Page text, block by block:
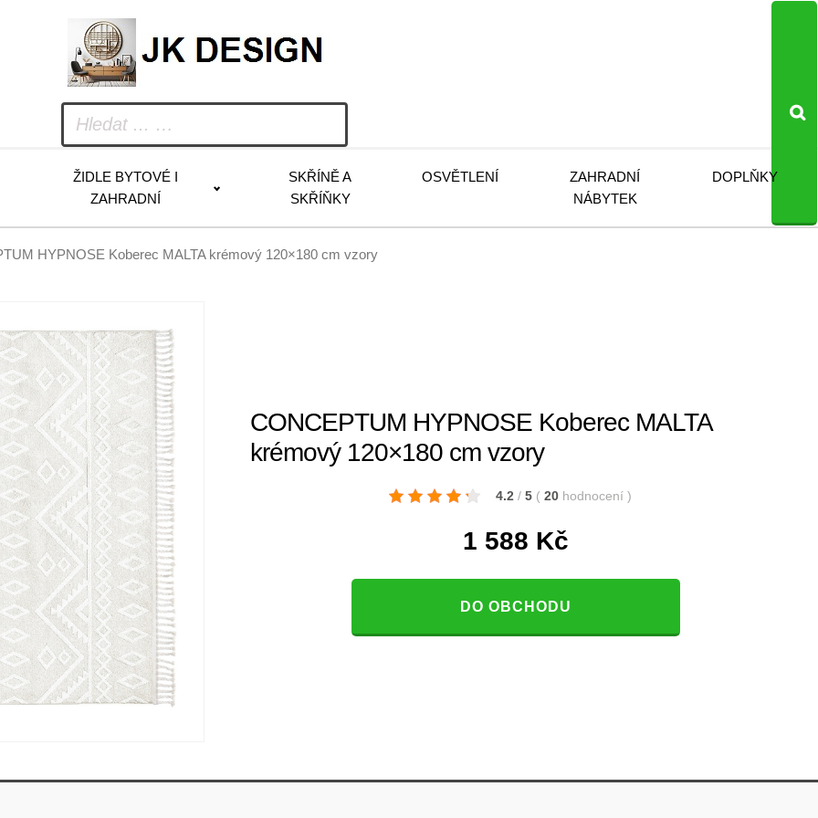
ŽIDLE BYTOVÉ I
ZAHRADNÍ
SKŘÍNĚ A
SKŘÍŇKY
OSVĚTLENÍ
ZAHRADNÍ
NÁBYTEK
DOPLŇKY
HYPNOSE Koberec MALTA krémový 120×180 cm vzory
CONCEPTUM HYPNOSE Koberec MALTA
krémový 120×180 cm vzory
4.2 / 5 ( 20 hodnocení )
1 588 Kč
DO OBCHODU